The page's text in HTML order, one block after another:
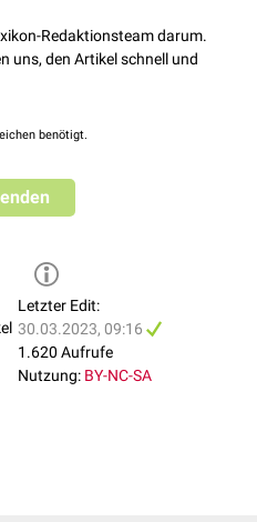
Redaktionsteam darum.
uns, den Artikel schnell und
benötigt.
Letzter Edit:
30.03.2023, 09:16
1.620 Aufrufe
Nutzung: BY-NC-SA